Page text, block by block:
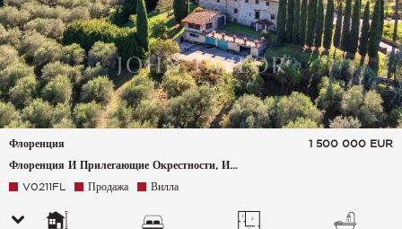
Флоренция
Флоренция И Прилегающие Окрестности, Италия
1 500 000 EUR
V0211FL Продажа Вилла